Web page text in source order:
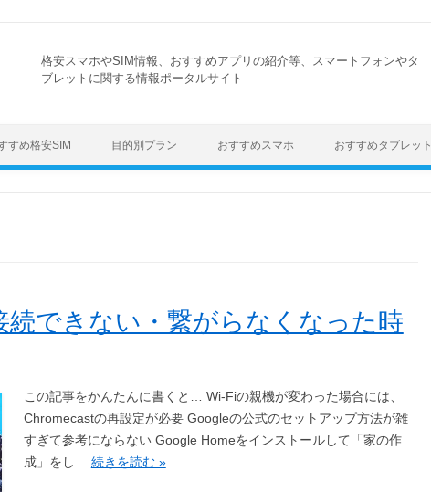
格安スマホやSIM情報、おすすめアプリの紹介等、スマートフォンやタ
ブレットに関する情報ポータルサイト
すめ格安SIM 目的別プラン おすすめスマホ おすすめタブレット
続できない・繋がらなくなった時
この記事をかんたんに書くと… Wi-Fiの親機が変わった場合には、
Chromecastの再設定が必要 Googleの公式のセットアップ方法が雑
すぎて参考にならない Google Homeをインストールして「家の作
成」をし… 続きを読む »